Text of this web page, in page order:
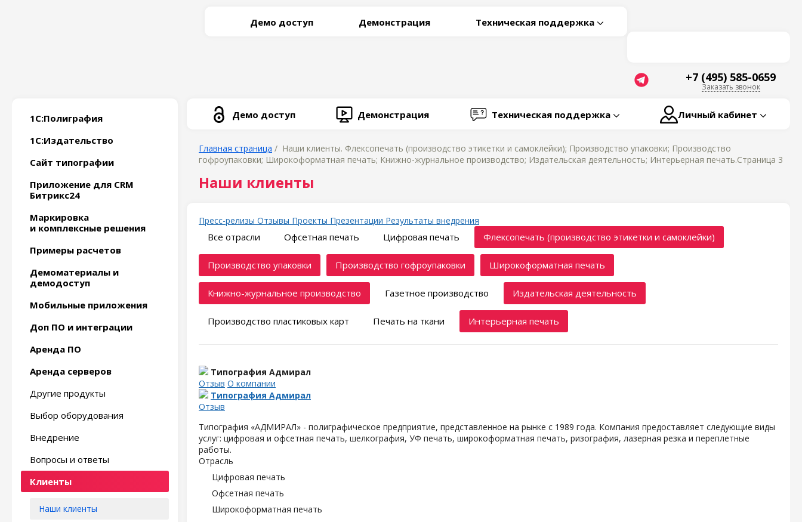
Демо доступ Демонстрация Техническая поддержка
+7 (495) 585-0659
Заказать звонок
1С:Полиграфия
1С:Издательство
Сайт типографии
Приложение для CRM
Битрикс24
Маркировка
и комплексные решения
Примеры расчетов
Демоматериалы и
демодоступ
Мобильные приложения
Доп ПО и интеграции
Аренда ПО
Аренда серверов
Другие продукты
Выбор оборудования
Внедрение
Вопросы и ответы
Клиенты
Наши клиенты
Демо доступ Демонстрация Техническая поддержка Личный кабинет
Главная страница / Наши клиенты. Флексопечать (производство этикетки и самоклейки); Производство упаковки; Производство
гофроупаковки; Широкоформатная печать; Книжно-журнальное производство; Издательская деятельность; Интерьерная печать.Страница 3
Наши клиенты
Пресс-релизы Отзывы Проекты Презентации Результаты внедрения
Все отрасли Офсетная печать Цифровая печать Флексопечать (производство этикетки и самоклейки)
Производство упаковки Производство гофроупаковки Широкоформатная печать
Книжно-журнальное производство Газетное производство Издательская деятельность
Производство пластиковых карт Печать на ткани Интерьерная печать
Типография Адмирал
Отзыв О компании
Типография Адмирал
Отзыв
Типография «АДМИРАЛ» - полиграфическое предприятие, представленное на рынке с 1989 года. Компания предоставляет следующие виды
услуг: цифровая и офсетная печать, шелкография, УФ печать, широкоформатная печать, ризография, лазерная резка и переплетные
работы.
Отрасль
Цифровая печать
Офсетная печать
Широкоформатная печать